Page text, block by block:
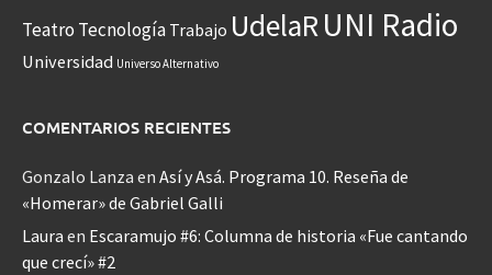
Teatro Tecnología Trabajo UdelaRUNI Radio
Universidad Universo Alternativo
COMENTARIOS RECIENTES
Gonzalo Lanza en Así y Asá. Programa 10. Reseña de
«Homerar» de Gabriel Galli
Laura en Escaramujo #6: Columna de historia «Fue cantando
que crecí» #2